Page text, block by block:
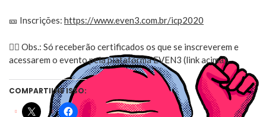
🎫 Inscrições: https://www.even3.com.br/icp2020
👉🏼 Obs.: Só receberão certificados os que se inscreverem e
acessarem o evento pela plataforma EVEN3 (link acima).
COMPARTILHE ISSO: